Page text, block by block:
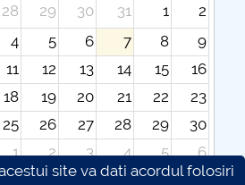
28 29 30 31 1
2
4 5 6 7 8
9
11 12 13 14 15
16
18 19 20 21 22
23
25 26 27 28 29
30
1 2 3 4 5
6
site va dati acordul folosiri